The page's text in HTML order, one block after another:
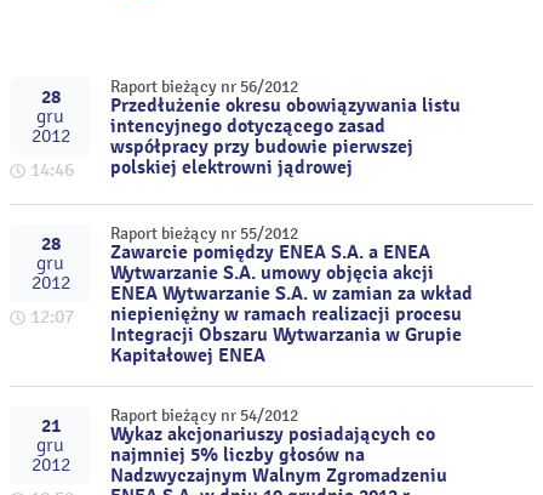
28
gru
2012
14:46
Raport bieżący nr 56/2012
Przedłużenie okresu obowiązywania listu
intencyjnego dotyczącego zasad
współpracy przy budowie pierwszej
polskiej elektrowni jądrowej
28
gru
2012
12:07
Raport bieżący nr 55/2012
Zawarcie pomiędzy ENEA S.A. a ENEA
Wytwarzanie S.A. umowy objęcia akcji
ENEA Wytwarzanie S.A. w zamian za wkład
niepieniężny w ramach realizacji procesu
Integracji Obszaru Wytwarzania w Grupie
Kapitałowej ENEA
21
gru
2012
Raport bieżący nr 54/2012
Wykaz akcjonariuszy posiadających co
najmniej 5% liczby głosów na
Nadzwyczajnym Walnym Zgromadzeniu